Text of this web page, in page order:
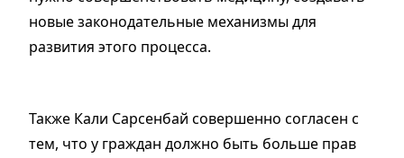
новые законодательные механизмы для
развития этого процесса.
Также Кали Сарсенбай совершенно согласен с
тем, что у граждан должно быть больше прав